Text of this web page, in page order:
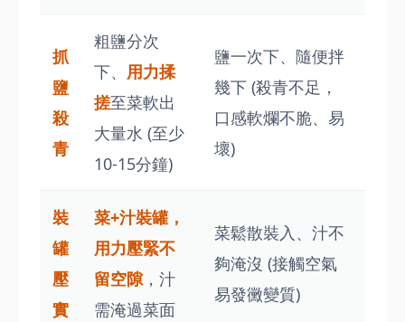
抓
鹽
殺
青
粗鹽分次
下、 用力揉
搓至菜軟出
大量水 (至少
10-15分鐘)
鹽一次下、隨便拌
幾下 (殺青不足，
口感軟爛不脆、易
壞)
裝
罐
壓
實
菜+汁裝罐，
用力壓緊不
留空隙，汁
需淹過菜面
菜鬆散裝入、汁不
夠淹沒 (接觸空氣
易發黴變質)